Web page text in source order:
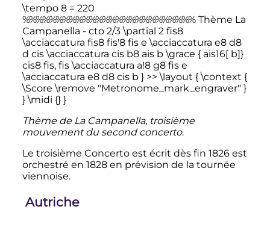
Thème de La Campanella, troisième
mouvement du second concerto.
Le troisième Concerto est écrit dès fin 1826 est
orchestré en 1828 en prévision de la tournée
viennoise.
Autriche